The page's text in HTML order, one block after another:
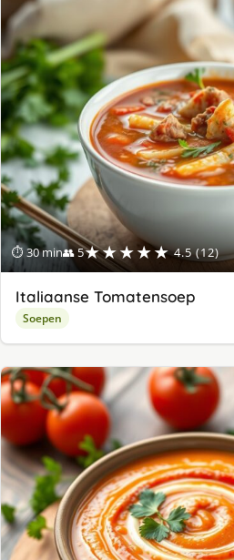
⏱ 30 min👥 5★★★★★ 4.5 (12)
Italiaanse Tomatensoep
Soepen